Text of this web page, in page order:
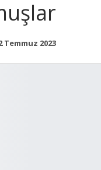
Temmuz 2023